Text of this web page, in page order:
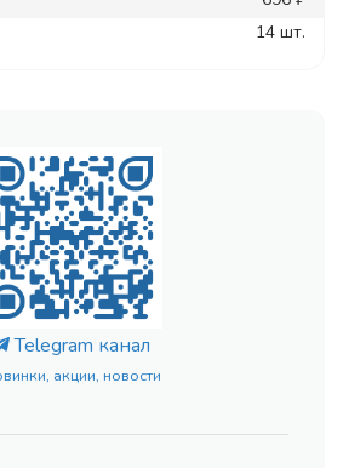
14 шт.
Telegram канал
акции, новости